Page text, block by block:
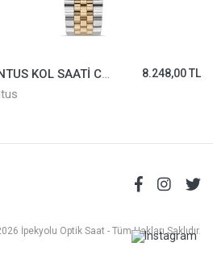
MOMENTUS KOL SAATİ CW280S-02TG
8.248,00 TL
İpekyolu Optik Saat - Tüm Hakları Saklıdır.